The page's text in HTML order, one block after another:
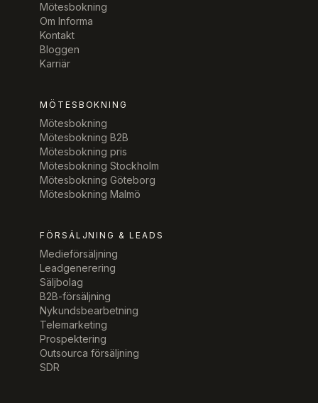
Mötesbokning
Om Informa
Kontakt
Bloggen
Karriär
MÖTESBOKNING
Mötesbokning
Mötesbokning B2B
Mötesbokning pris
Mötesbokning Stockholm
Mötesbokning Göteborg
Mötesbokning Malmö
FÖRSÄLJNING & LEADS
Medieförsäljning
Leadgenerering
Säljbolag
B2B-försäljning
Nykundsbearbetning
Telemarketing
Prospektering
Outsourca försäljning
SDR